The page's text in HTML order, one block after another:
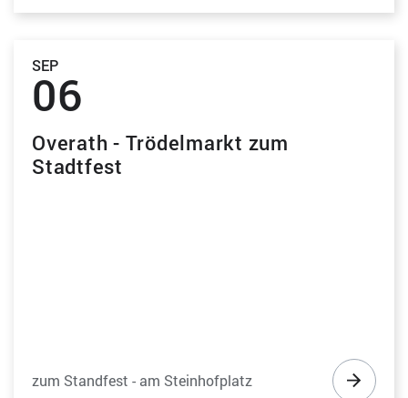
SEP
06
Overath - Trödelmarkt zum
Stadtfest
zum Standfest - am Steinhofplatz